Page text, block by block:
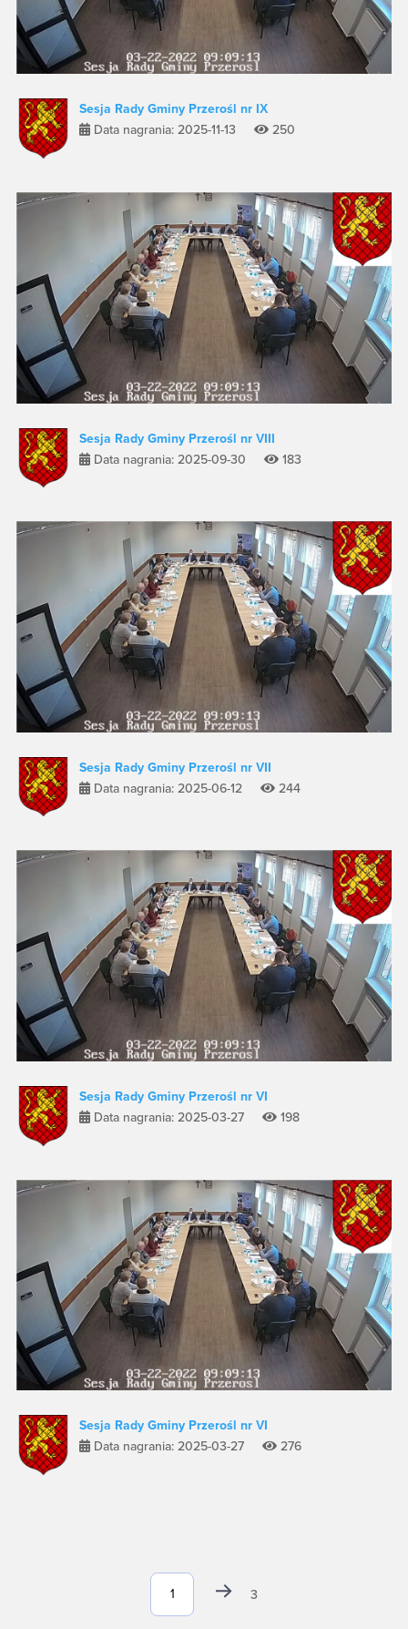
Sesja Rady Gminy Przerośl nr IX
Data nagrania: 2025-11-13
250
Sesja Rady Gminy Przerośl nr VIII
Data nagrania: 2025-09-30
183
Sesja Rady Gminy Przerośl nr VII
Data nagrania: 2025-06-12
244
Sesja Rady Gminy Przerośl nr VI
Data nagrania: 2025-03-27
198
Sesja Rady Gminy Przerośl nr VI
Data nagrania: 2025-03-27
276
3